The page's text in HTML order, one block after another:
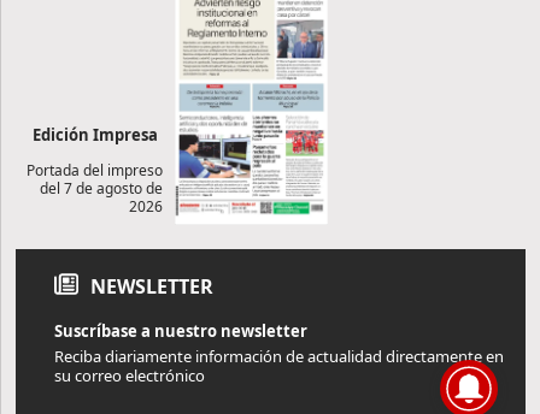
Edición Impresa
Portada del impreso
del 7 de agosto de
2026
NEWSLETTER
Suscríbase a nuestro newsletter
Reciba diariamente información de actualidad directamente en
su correo electrónico